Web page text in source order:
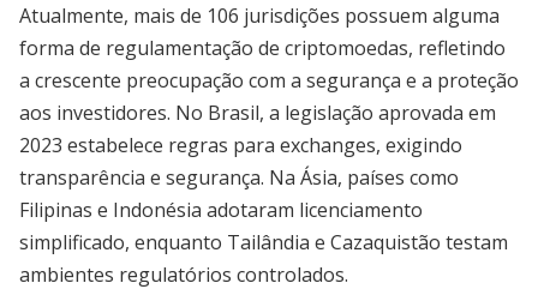
Atualmente, mais de 106 jurisdições possuem alguma
forma de regulamentação de criptomoedas, refletindo
a crescente preocupação com a segurança e a proteção
aos investidores. No Brasil, a legislação aprovada em
2023 estabelece regras para exchanges, exigindo
transparência e segurança. Na Ásia, países como
Filipinas e Indonésia adotaram licenciamento
simplificado, enquanto Tailândia e Cazaquistão testam
ambientes regulatórios controlados.